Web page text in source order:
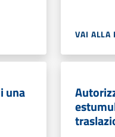
VAI ALLA
una